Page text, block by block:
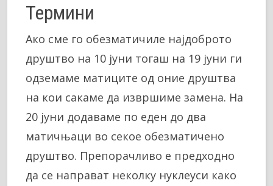
Термини
Ако сме го обезматичиле најдоброто
друштво на 10 јуни тогаш на 19 јуни ги
одземаме матиците од оние друштва
на кои сакаме да извршиме замена. На
20 јуни додаваме по еден до два
матичњаци во секое обезматичено
друштво. Препорачливо е предходно
да се направат неколку нуклеуси како